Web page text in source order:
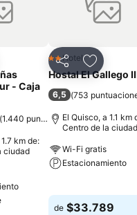
a favoritos
- Caja
(1.440 puntuaciones)
km de:
ciudad
CompartirAgregar
2 Estrellas
Hotel
Hostal El Gallego
6,5 (753
El Quisco, a 1.1 km
Centro de la ciudad
Wi-Fi gratis
Estacionamiento
de $33.789